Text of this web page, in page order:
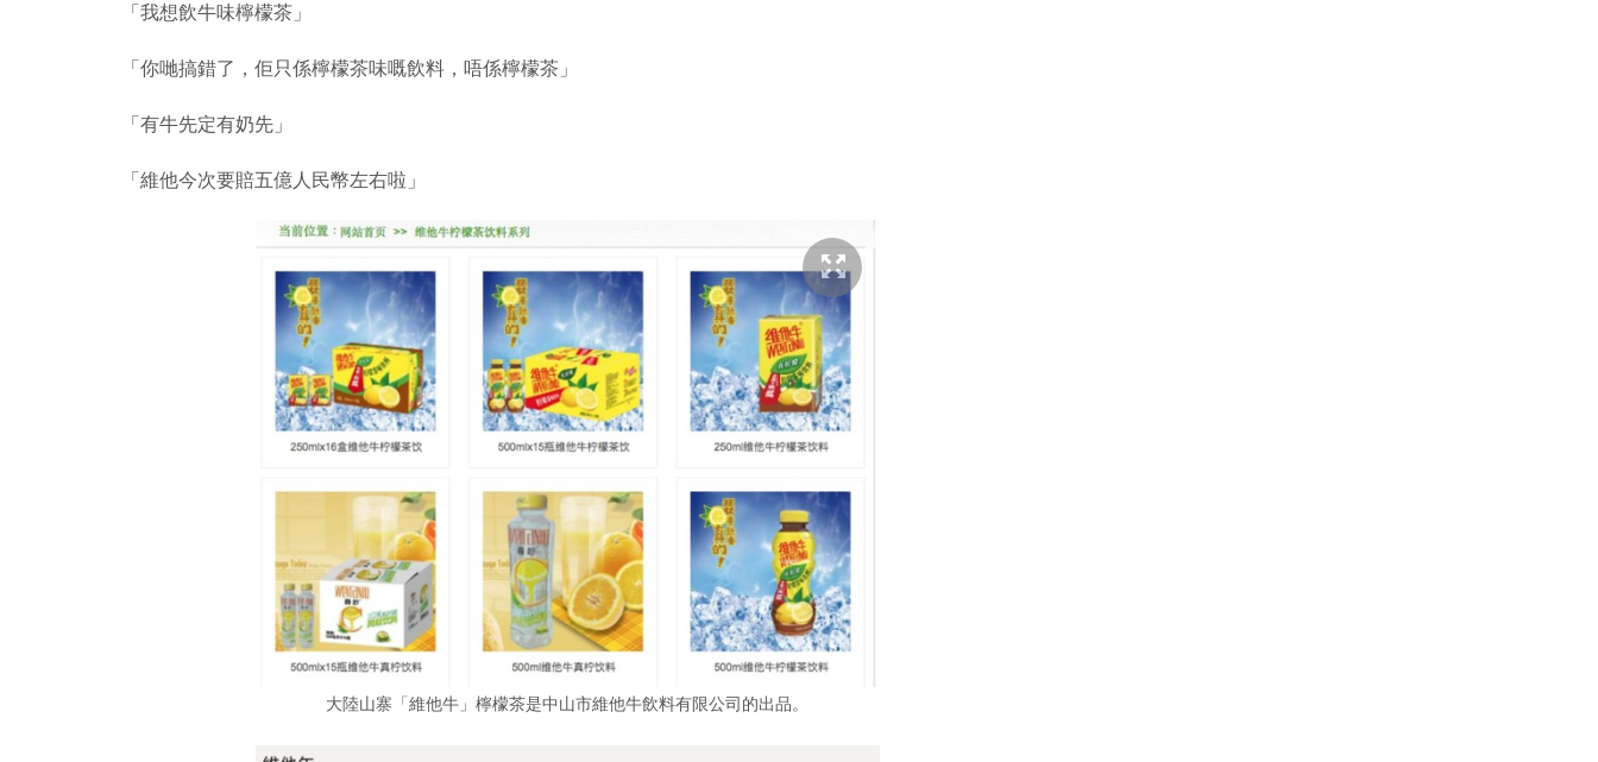
「我想飲牛味檸檬茶」
「你哋搞錯了，佢只係檸檬茶味嘅飲料，唔係檸檬茶」
「有牛先定有奶先」
「維他今次要賠五億人民幣左右啦」
大陸山寨「維他牛」檸檬茶是中山市維他牛飲料有限公司的出品。